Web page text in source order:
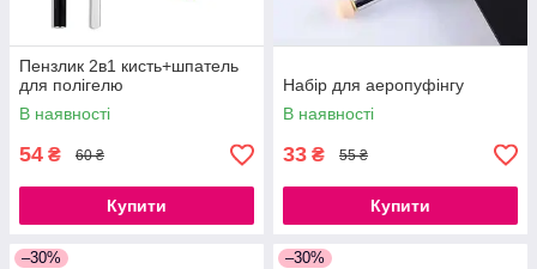
Пензлик 2в1 кисть+шпатель
для полігелю
В наявності
54 ₴ 60 ₴
Купити
Набір для аеропуфінгу
В наявності
33 ₴ 55 ₴
Купити
–30% –30%